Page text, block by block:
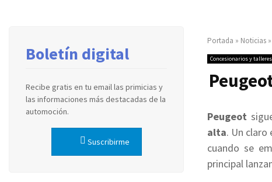
Portada » Noticias »
Concesionarios y talleres
Peugeot
alta. Un claro
cuando se
principal
Boletín digital
Recibe gratis en tu email las primicias y
las informaciones más destacadas de la
automoción.
Suscribirme